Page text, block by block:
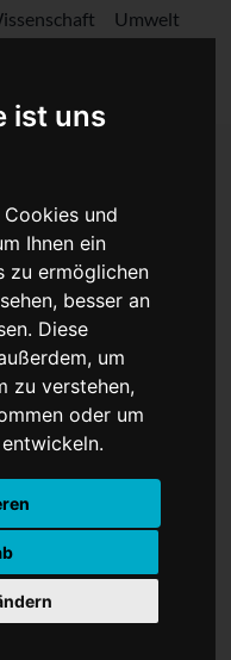
ist uns
und
Ihnen ein
zu ermöglichen
besser an
Diese
um
zu verstehen,
oder um
Umwelt
weiter
ein